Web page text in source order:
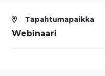
Tapahtumapaikka
Webinaari